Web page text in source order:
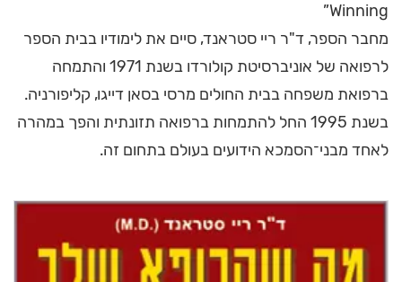
Winning”
מחבר הספר, ד"ר ריי סטראנד, סיים את לימודיו בבית הספר
לרפואה של אוניברסיטת קולורדו בשנת 1971 והתמחה
ברפואת משפחה בבית החולים מרסי בסאן דייגו, קליפורניה.
בשנת 1995 החל להתמחות ברפואה תזונתית והפך במהרה
לאחד מבני־הסמכא הידועים בעולם בתחום זה.